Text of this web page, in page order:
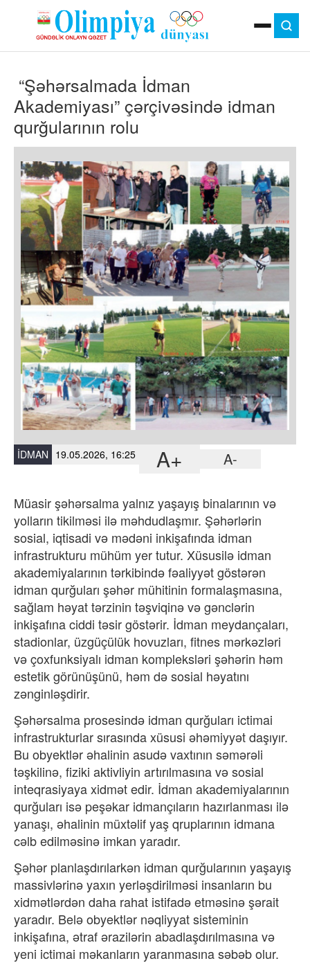
MOK
OLIMPIYA OYUNLARI
ÇAP VERSIYASI
TV
GÜNDƏM
OLIMPIYA HƏRƏKATI
MƏDƏNIYYƏT
MÜSAHIBƏ
FOTO
VIDEO
“Şəhərsalmada İdman
Akademiyası” çərçivəsində idman
qurğularının rolu
İDMAN 19.05.2026, 16:25 A+ A-
Müasir şəhərsalma yalnız yaşayış binalarının və
yolların tikilməsi ilə məhdudlaşmır. Şəhərlərin
sosial, iqtisadi və mədəni inkişafında idman
infrastrukturu mühüm yer tutur. Xüsusilə idman
akademiyalarının tərkibində fəaliyyət göstərən
idman qurğuları şəhər mühitinin formalaşmasına,
sağlam həyat tərzinin təşviqinə və gənclərin
inkişafına ciddi təsir göstərir. İdman meydançaları,
stadionlar, üzgüçülük hovuzları, fitnes mərkəzləri
və çoxfunksiyalı idman kompleksləri şəhərin həm
estetik görünüşünü, həm də sosial həyatını
zənginləşdirir.
Şəhərsalma prosesində idman qurğuları ictimai
infrastrukturlar sırasında xüsusi əhəmiyyət daşıyır.
Bu obyektlər əhalinin asudə vaxtının səmərəli
təşkilinə, fiziki aktivliyin artırılmasına və sosial
inteqrasiyaya xidmət edir. İdman akademiyalarının
qurğuları isə peşəkar idmançıların hazırlanması ilə
yanaşı, əhalinin müxtəlif yaş qruplarının idmana
cəlb edilməsinə imkan yaradır.
Şəhər planlaşdırılarkən idman qurğularının yaşayış
massivlərinə yaxın yerləşdirilməsi insanların bu
xidmətlərdən daha rahat istifadə etməsinə şərait
yaradır. Belə obyektlər nəqliyyat sisteminin
inkişafına, ətraf ərazilərin abadlaşdırılmasına və
yeni ictimai məkanların yaranmasına səbəb olur.